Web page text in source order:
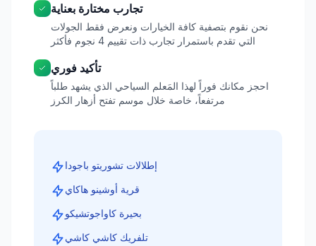
تجارب مختارة بعناية
نحن نقوم بتصفية كافة الخيارات ونعرض فقط الجولات
التي تقدم باستمرار تجارب ذات تقييم 4 نجوم فأكثر
تأكيد فوري
احجز مكانك فوراً لهذا المَعلم السياحي الذي يشهد طلباً
مرتفعاً، خاصة خلال موسم تفتح أزهار الكرز
إطلالات تشوريتو باجودا
قرية أوشينو هاكاي
بحيرة كاواجوتشيكو
تلفريك كاشي كاشي